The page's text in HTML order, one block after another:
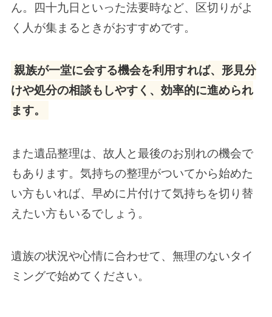
ん。四十九日といった法要時など、区切りがよ
く人が集まるときがおすすめです。
親族が一堂に会する機会を利用すれば、形見分
けや処分の相談もしやすく、効率的に進められ
ます。
また遺品整理は、故人と最後のお別れの機会で
もあります。気持ちの整理がついてから始めた
い方もいれば、早めに片付けて気持ちを切り替
えたい方もいるでしょう。
遺族の状況や心情に合わせて、無理のないタイ
ミングで始めてください。